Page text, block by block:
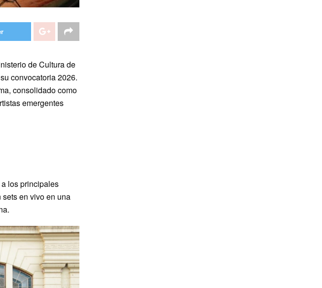
de Cultura de
convocatoria 2026.
consolidado como
emergentes
los principales
en vivo en una